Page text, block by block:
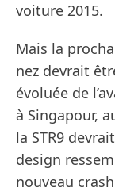
voiture 2015.
Mais la
nez devrait
évoluée de
à Singapour,
la STR9
design
nouveau